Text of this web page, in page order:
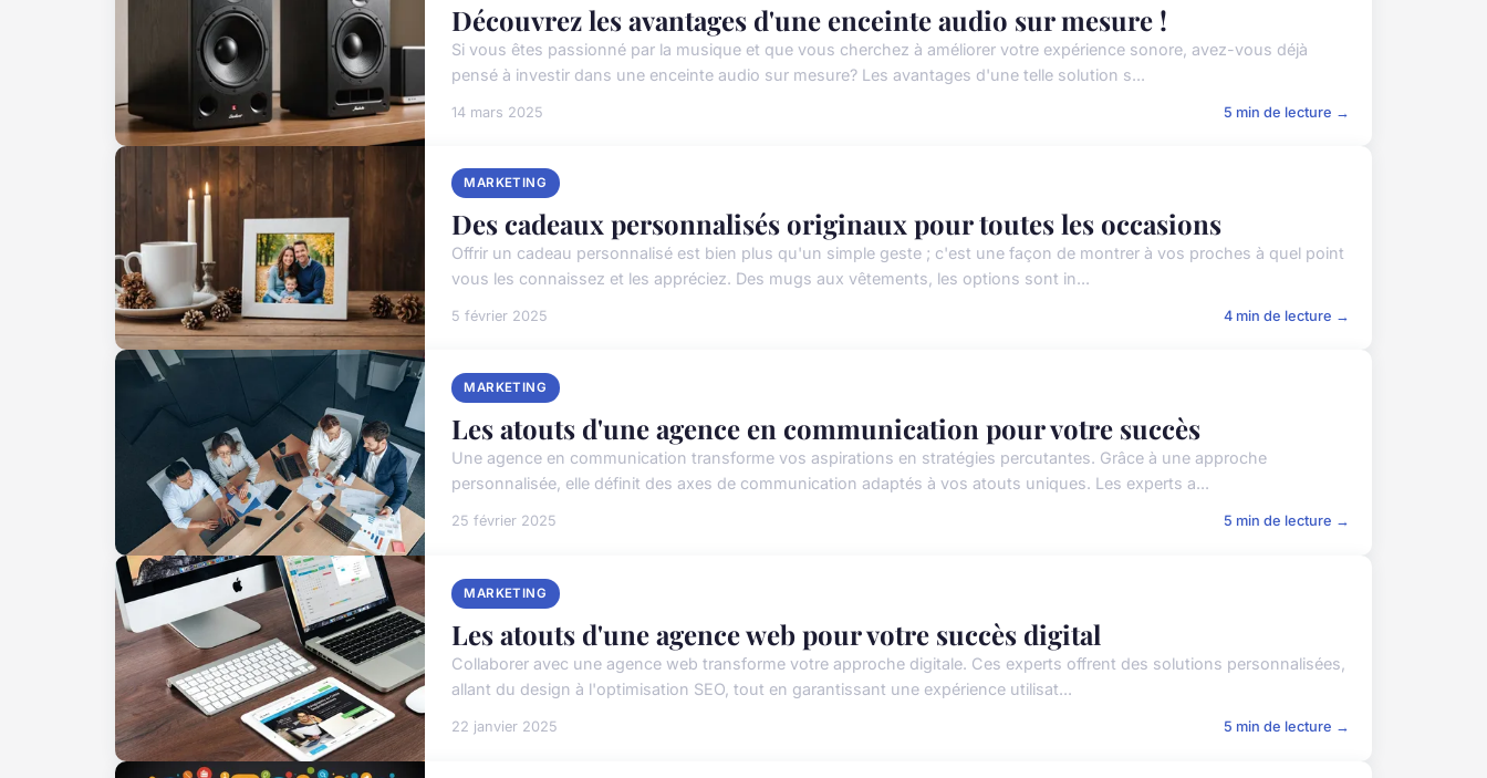
Découvrez les avantages d'une enceinte audio sur mesure !
Si vous êtes passionné par la musique et que vous cherchez à améliorer votre expérience sonore, avez-vous déjà
pensé à investir dans une enceinte audio sur mesure? Les avantages d'une telle solution s...
14 mars 2025 5 min de lecture →
MARKETING
Des cadeaux personnalisés originaux pour toutes les occasions
Offrir un cadeau personnalisé est bien plus qu'un simple geste ; c'est une façon de montrer à vos proches à quel point
vous les connaissez et les appréciez. Des mugs aux vêtements, les options sont in...
5 février 2025 4 min de lecture →
MARKETING
Les atouts d'une agence en communication pour votre succès
Une agence en communication transforme vos aspirations en stratégies percutantes. Grâce à une approche
personnalisée, elle définit des axes de communication adaptés à vos atouts uniques. Les experts a...
25 février 2025 5 min de lecture →
MARKETING
Les atouts d'une agence web pour votre succès digital
Collaborer avec une agence web transforme votre approche digitale. Ces experts offrent des solutions personnalisées,
allant du design à l'optimisation SEO, tout en garantissant une expérience utilisat...
22 janvier 2025 5 min de lecture →